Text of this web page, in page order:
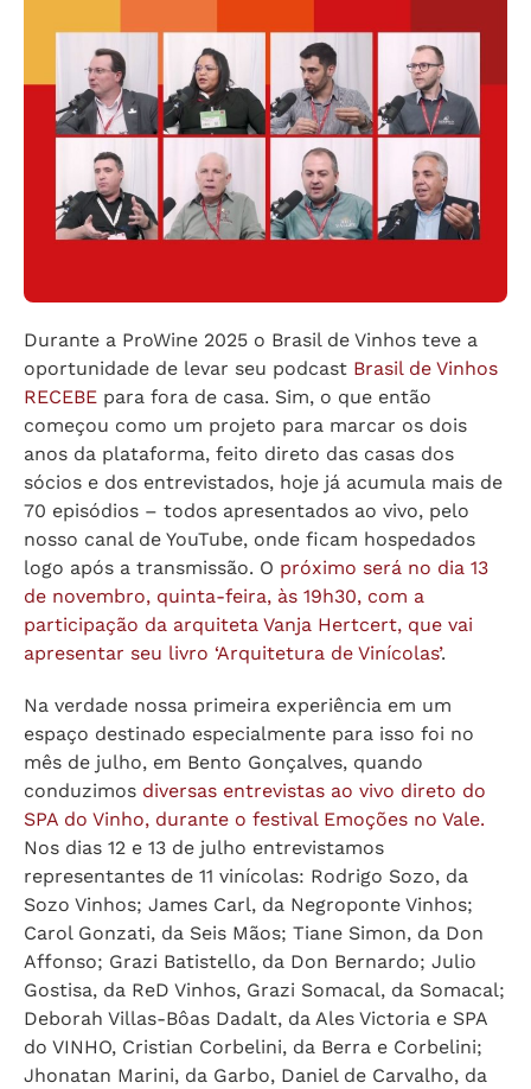
Durante a ProWine 2025 o Brasil de Vinhos teve a
oportunidade de levar seu podcast Brasil de Vinhos
RECEBE para fora de casa. Sim, o que então
começou como um projeto para marcar os dois
anos da plataforma, feito direto das casas dos
sócios e dos entrevistados, hoje já acumula mais de
70 episódios – todos apresentados ao vivo, pelo
nosso canal de YouTube, onde ficam hospedados
logo após a transmissão. O próximo será no dia 13
de novembro, quinta-feira, às 19h30, com a
participação da arquiteta Vanja Hertcert, que vai
apresentar seu livro ‘Arquitetura de Vinícolas’.
Na verdade nossa primeira experiência em um
espaço destinado especialmente para isso foi no
mês de julho, em Bento Gonçalves, quando
conduzimos diversas entrevistas ao vivo direto do
SPA do Vinho, durante o festival Emoções no Vale.
Nos dias 12 e 13 de julho entrevistamos
representantes de 11 vinícolas: Rodrigo Sozo, da
Sozo Vinhos; James Carl, da Negroponte Vinhos;
Carol Gonzati, da Seis Mãos; Tiane Simon, da Don
Affonso; Grazi Batistello, da Don Bernardo; Julio
Gostisa, da ReD Vinhos, Grazi Somacal, da Somacal;
Deborah Villas-Bôas Dadalt, da Ales Victoria e SPA
do VINHO, Cristian Corbelini, da Berra e Corbelini;
Jhonatan Marini, da Garbo, Daniel de Carvalho, da